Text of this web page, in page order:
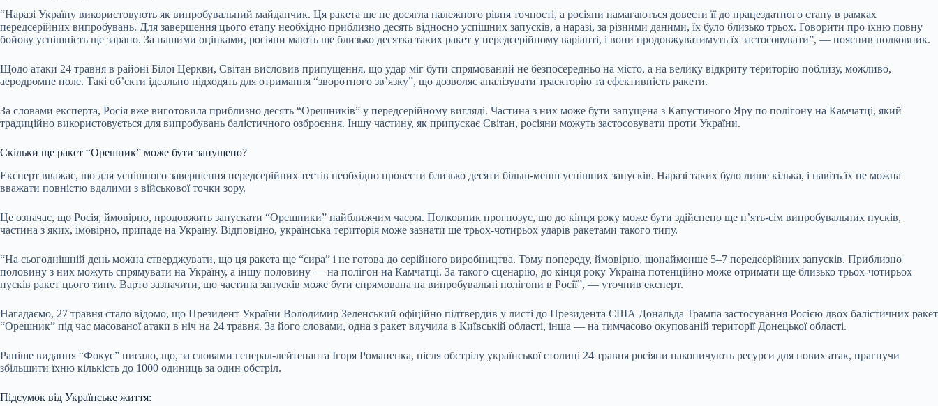
“Наразі Україну використовують як випробувальний майданчик. Ця ракета ще не досягла належного рівня точності, а росіяни намагаються довести її до працездатного стану в рамках
передсерійних випробувань. Для завершення цього етапу необхідно приблизно десять відносно успішних запусків, а наразі, за різними даними, їх було близько трьох. Говорити про їхню повну
бойову успішність ще зарано. За нашими оцінками, росіяни мають ще близько десятка таких ракет у передсерійному варіанті, і вони продовжуватимуть їх застосовувати”, — пояснив полковник.
Щодо атаки 24 травня в районі Білої Церкви, Світан висловив припущення, що удар міг бути спрямований не безпосередньо на місто, а на велику відкриту територію поблизу, можливо,
аеродромне поле. Такі об’єкти ідеально підходять для отримання “зворотного зв’язку”, що дозволяє аналізувати траєкторію та ефективність ракети.
За словами експерта, Росія вже виготовила приблизно десять “Орешників” у передсерійному вигляді. Частина з них може бути запущена з Капустиного Яру по полігону на Камчатці, який
традиційно використовується для випробувань балістичного озброєння. Іншу частину, як припускає Світан, росіяни можуть застосовувати проти України.
Скільки ще ракет “Орешник” може бути запущено?
Експерт вважає, що для успішного завершення передсерійних тестів необхідно провести близько десяти більш-менш успішних запусків. Наразі таких було лише кілька, і навіть їх не можна
вважати повністю вдалими з військової точки зору.
Це означає, що Росія, ймовірно, продовжить запускати “Орешники” найближчим часом. Полковник прогнозує, що до кінця року може бути здійснено ще п’ять-сім випробувальних пусків,
частина з яких, імовірно, припаде на Україну. Відповідно, українська територія може зазнати ще трьох-чотирьох ударів ракетами такого типу.
“На сьогоднішній день можна стверджувати, що ця ракета ще “сира” і не готова до серійного виробництва. Тому попереду, ймовірно, щонайменше 5–7 передсерійних запусків. Приблизно
половину з них можуть спрямувати на Україну, а іншу половину — на полігон на Камчатці. За такого сценарію, до кінця року Україна потенційно може отримати ще близько трьох-чотирьох
пусків ракет цього типу. Варто зазначити, що частина запусків може бути спрямована на випробувальні полігони в Росії”, — уточнив експерт.
Нагадаємо, 27 травня стало відомо, що Президент України Володимир Зеленський офіційно підтвердив у листі до Президента США Дональда Трампа застосування Росією двох балістичних ракет
“Орешник” під час масованої атаки в ніч на 24 травня. За його словами, одна з ракет влучила в Київській області, інша — на тимчасово окупованій території Донецької області.
Раніше видання “Фокус” писало, що, за словами генерал-лейтенанта Ігоря Романенка, після обстрілу української столиці 24 травня росіяни накопичують ресурси для нових атак, прагнучи
збільшити їхню кількість до 1000 одиниць за один обстріл.
Підсумок від Українське життя: